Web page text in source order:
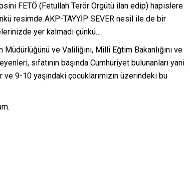
FETÖ (Fetullah Terör Örgütü ilan edip) hapislere
resimde AKP-TAYYİP SEVER nesil ile de bir
yer kalmadı çünkü…
ve Valiliğini, Milli Eğtim Bakanlığını ve
sıfatının başında Cumhuriyet bulunanları yani
9-10 yaşındaki çocuklarımızın üzerindeki bu